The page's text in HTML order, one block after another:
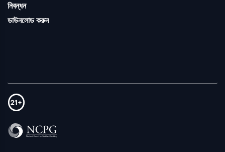
নিবন্ধন
ডাউনলোড করুন